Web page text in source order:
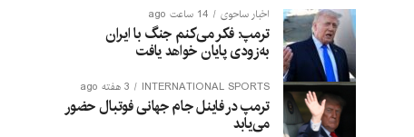
اخبار ساحوی 14 ساعت ago
ترمپ: فکر می‌کنم جنگ با ایران
به‌زودی پایان خواهد یافت
INTERNATIONAL SPORTS 3 هفته ago
ترمپ در فاینل جام جهانی فوتبال حضور
می‌یابد